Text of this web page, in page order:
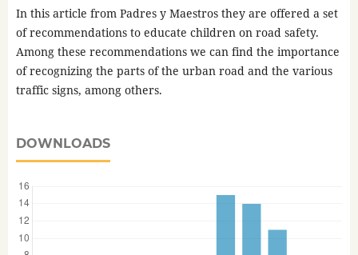
In this article from Padres y Maestros they are offered a set
of recommendations to educate children on road safety.
Among these recommendations we can find the importance
of recognizing the parts of the urban road and the various
traffic signs, among others.
DOWNLOADS